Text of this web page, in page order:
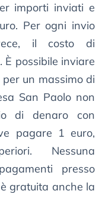
importi inviati e
Per ogni invio
il costo di
È possibile inviare
un massimo di
San Paolo non
di denaro con
pagare 1 euro,
Nessuna
presso
gratuita anche la